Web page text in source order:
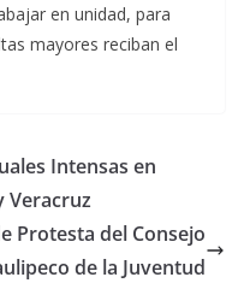
en unidad, para
mayores reciban el
Intensas en
Veracruz
Protesta del Consejo
de la Juventud